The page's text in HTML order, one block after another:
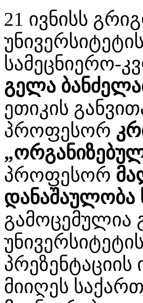
21 ივნისს
სამეცნიერო-
გელა
ეთიკის
პროფესორ
პროფესორ
დანაშაულობა
გამოცემულია
მიიღეს